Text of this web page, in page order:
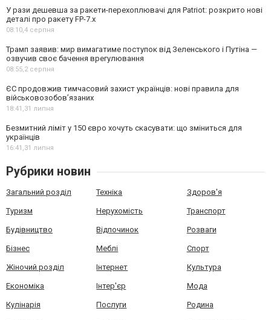
У рази дешевша за ракети-перехоплювачі для Patriot: розкрито нові
деталі про ракету FP-7.x
08:10,4 серпня
Трамп заявив: мир вимагатиме поступок від Зеленського і Путіна —
озвучив своє бачення врегулювання
08:55,2 серпня
ЄС продовжив тимчасовий захист українців: нові правила для
військовозобов’язаних
18:41,31 липня
Безмитний ліміт у 150 євро хочуть скасувати: що зміниться для
українців
16:41,31 липня
Рубрики новин
Загальний розділ Техніка Здоров'я
Туризм Нерухомість Транспорт
Будівництво Відпочинок Розваги
Бізнес Меблі Спорт
Жіночий розділ Інтернет Культура
Економіка Інтер'єр Мода
Кулінарія Послуги Родина